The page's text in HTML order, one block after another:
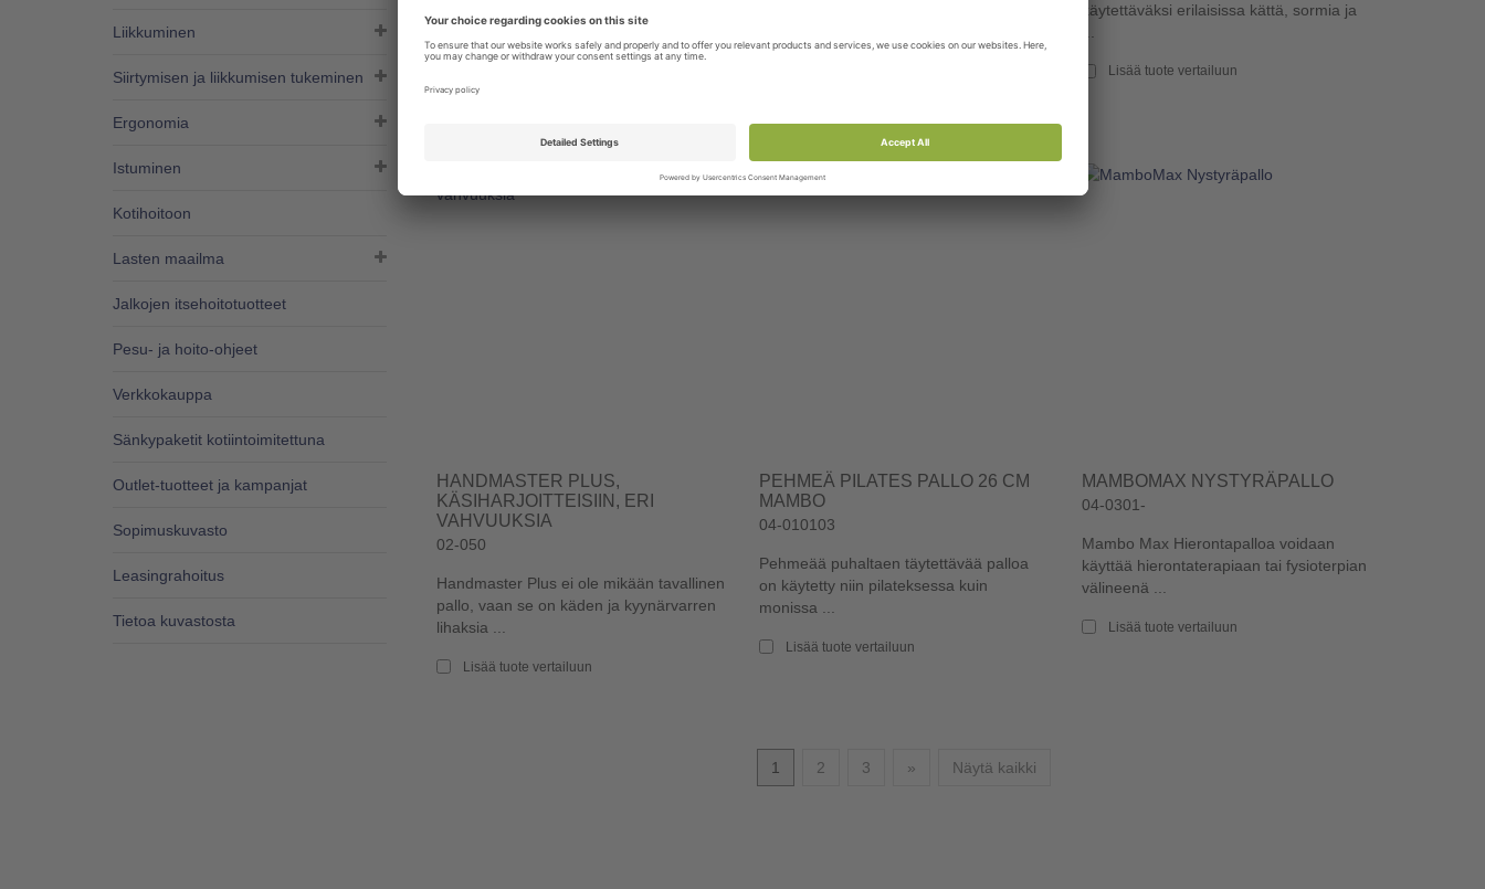
Liikkuminen
Siirtymisen ja liikkumisen tukeminen
Ergonomia
Istuminen
Kotihoitoon
Lasten maailma
Jalkojen itsehoitotuotteet
Pesu- ja hoito-ohjeet
Verkkokauppa
Sänkypaketit kotiintoimitettuna
Outlet-tuotteet ja kampanjat
Sopimuskuvasto
Leasingrahoitus
Tietoa kuvastosta
Yhteensopivat ...
joilla on ...
käytettäväksi erilaisissa kättä, sormia ja
Lisää tuote vertailuun
HANDMASTER PLUS,
KÄSIHARJOITTEISIIN, ERI
VAHVUUKSIA
02-050
Handmaster Plus ei ole mikään tavallinen
pallo, vaan se on käden ja kyynärvarren
lihaksia ...
Lisää tuote vertailuun
PEHMEÄ PILATES PALLO 26 CM
MAMBO
04-010103
Pehmeää puhaltaen täytettävää palloa
on käytetty niin pilateksessa kuin
monissa ...
Lisää tuote vertailuun
MAMBOMAX NYSTYRÄPALLO
04-0301-
Mambo Max Hierontapalloa voidaan
käyttää hierontaterapiaan tai fysioterpian
välineenä ...
Lisää tuote vertailuun
1 2 3 » SeuraavaNäytä kaikki